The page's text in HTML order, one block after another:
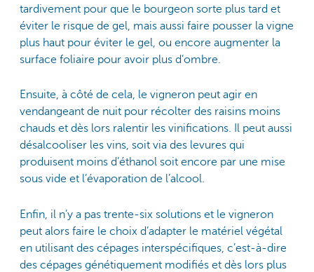
tardivement pour que le bourgeon sorte plus tard et
éviter le risque de gel, mais aussi faire pousser la vigne
plus haut pour éviter le gel, ou encore augmenter la
surface foliaire pour avoir plus d’ombre.
Ensuite, à côté de cela, le vigneron peut agir en
vendangeant de nuit pour récolter des raisins moins
chauds et dès lors ralentir les vinifications. Il peut aussi
désalcooliser les vins, soit via des levures qui
produisent moins d’éthanol soit encore par une mise
sous vide et l’évaporation de l’alcool.
Enfin, il n’y a pas trente-six solutions et le vigneron
peut alors faire le choix d’adapter le matériel végétal
en utilisant des cépages interspécifiques, c’est-à-dire
des cépages génétiquement modifiés et dès lors plus